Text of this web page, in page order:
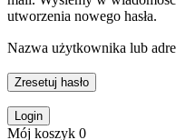
utworzenia nowego hasła.
Nazwa użytkownika lub
Zresetuj hasło
Login
Mój koszyk 0